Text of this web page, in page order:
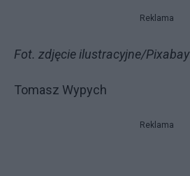
Reklama
Fot. zdjęcie ilustracyjne/Pixabay
Tomasz Wypych
Reklama